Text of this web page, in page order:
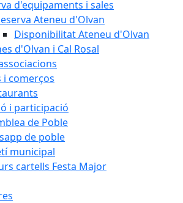
d'equipaments i sales
Ateneu d'Olvan
Disponibilitat Ateneu d'Olvan
d'Olvan i Cal Rosal
i comerços
i participació
de Poble
de poble
municipal
cartells Festa Major